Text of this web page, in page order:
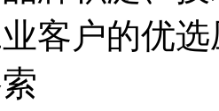
客户的优